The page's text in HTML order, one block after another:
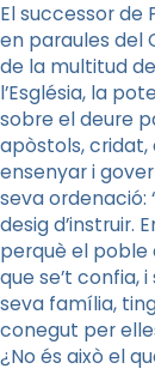
El successor de
en paraules del
de la multitud
l’Església, la
sobre el deure
apòstols, cridat,
ensenyar i
seva
desig d’instruir.
perquè el poble
que se’t confia,
seva família,
conegut per
¿No és això el